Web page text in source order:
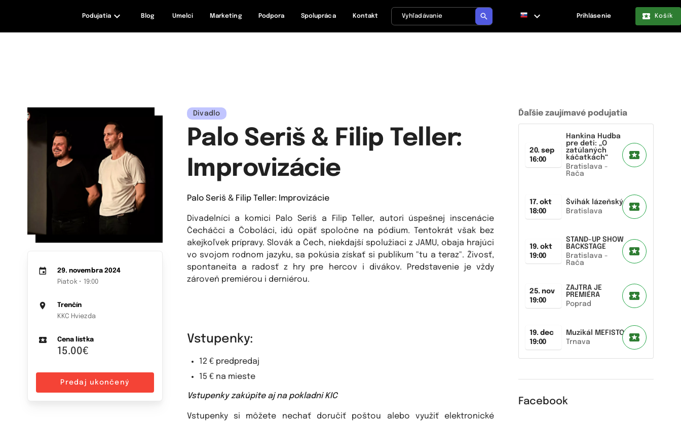
Podujatia Blog Umelci Marketing Podpora Spolupráca Kontakt Prihlásenie Košík
29. novembra 2024
Piatok • 19:00
Trenčín
KKC Hviezda
Cena lístka
15.00€
Predaj ukončený
Divadlo
Palo Seriš & Filip Teller:
Improvizácie
Palo Seriš & Filip Teller: Improvizácie
Divadelníci a komici Palo Seriš a Filip Teller, autori úspešnej inscenácie
Čecháčci a Čoboláci, idú opäť spoločne na pódium. Tentokrát však bez
akejkoľvek prípravy. Slovák a Čech, niekdajší spolužiaci z JAMU, obaja hrajúci
vo svojom rodnom jazyku, sa pokúsia získať si publikum "tu a teraz". Živosť,
spontaneita a radosť z hry pre hercov i divákov. Predstavenie je vždy
zároveň premiérou i derniérou.
Vstupenky:
12 € predpredaj
15 € na mieste
Vstupenky zakúpite aj na pokladni KIC
Vstupenky si môžete nechať doručiť poštou alebo využiť elektronické
Ďaľšie zaujímavé podujatia
20. sep
16:00
Hankina Hudba
pre deti: „O
zatúlaných
káčatkách“
Bratislava -
Rača
17. okt
18:00
Švihák lázeňský
Bratislava
19. okt
19:00
STAND-UP SHOW
BACKSTAGE
Bratislava -
Rača
25. nov
19:00
ZAJTRA JE
PREMIÉRA
Poprad
19. dec
19:00
Muzikál MEFISTO
Trnava
Facebook